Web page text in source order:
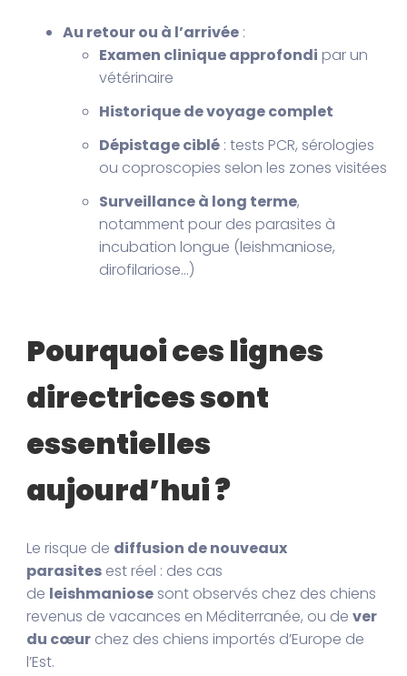
Au retour ou à l’arrivée :
Examen clinique approfondi par un
vétérinaire
Historique de voyage complet
Dépistage ciblé : tests PCR, sérologies
ou coproscopies selon les zones visitées
Surveillance à long terme,
notamment pour des parasites à
incubation longue (leishmaniose,
dirofilariose…)
Pourquoi ces lignes
directrices sont
essentielles
aujourd’hui ?
Le risque de diffusion de nouveaux
parasites est réel : des cas
de leishmaniosesont observés chez des chiens
revenus de vacances en Méditerranée, ou dever
du cœur chez des chiens importés d’Europe de
l’Est.